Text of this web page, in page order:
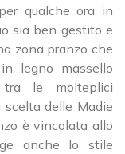
qualche ora in
sia ben gestito e
zona pranzo che
legno massello
le molteplici
scelta delle Madie
è vincolata allo
anche lo stile